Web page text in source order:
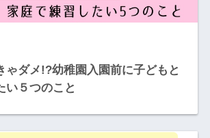
ゃダメ!?幼稚園入園前に子どもと
い５つのこと